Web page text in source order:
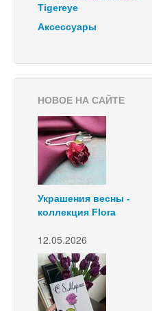
Tigereye
Аксессуары
НОВОЕ НА САЙТЕ
Украшения весны -
коллекция Flora
12.05.2026